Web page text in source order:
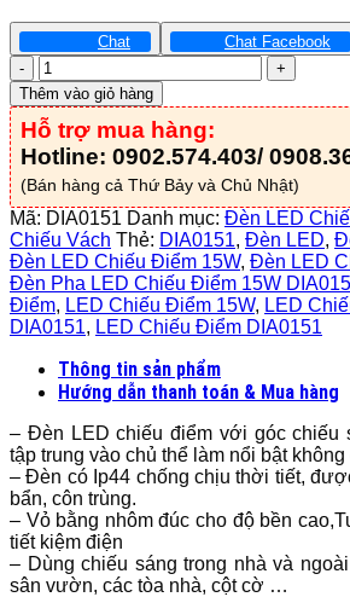
Chat Chat Facebook
Đèn
Led
Chiếu
Điểm
Thanh
15W
-
DIA0151
số
lượng
Thêm vào giỏ hàng
Hỗ trợ mua hàng:
Hotline: 0902.574.403/
(Bán hàng cả Thứ Bảy và Chủ Nhật)
Mã: DIA0151 Danh mục: Đèn LED
Chiếu Vách Thẻ: DIA0151, Đèn LED,
Đèn LED Chiếu Điểm 15W, Đèn LED
Đèn Pha LED Chiếu Điểm 15W
Điểm, LED Chiếu Điểm 15W, LED
DIA0151, LED Chiếu Điểm DIA0151
Thông tin sản phẩm
Hướng dẫn thanh toán & Mua hàng
– Đèn LED chiếu điểm với góc chiếu
tập trung vào chủ thể làm nổi bật
– Đèn có Ip44 chống chịu thời tiết,
bẩn, côn trùng.
– Vỏ bằng nhôm đúc cho độ bền
tiết kiệm điện
– Dùng chiếu sáng trong nhà và
sân vườn, các tòa nhà, cột cờ …